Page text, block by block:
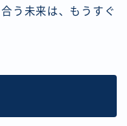
う未来は、もうすぐ